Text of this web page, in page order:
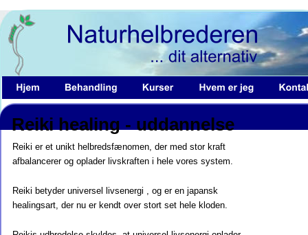
Reiki healing - uddannelse
Reiki er et unikt helbredsfænomen, der med stor kraft
afbalancerer og oplader livskraften i hele vores system.
Reiki betyder universel livsenergi , og er en japansk
healingsart, der nu er kendt over stort set hele kloden.